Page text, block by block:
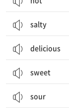
salty
delicious
sweet
sour